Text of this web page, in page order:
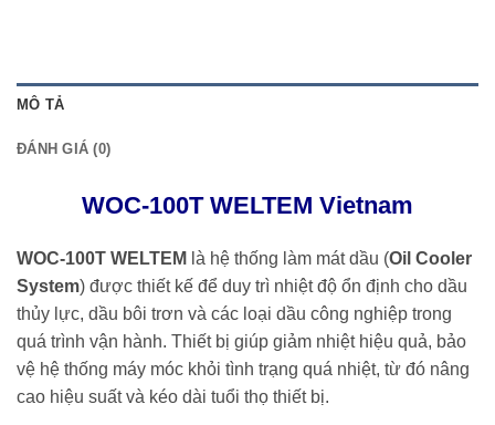
MÔ TẢ
ĐÁNH GIÁ (0)
WOC-100T WELTEM Vietnam
WOC-100T WELTEM là hệ thống làm mát dầu (Oil Cooler
System) được thiết kế để duy trì nhiệt độ ổn định cho dầu
thủy lực, dầu bôi trơn và các loại dầu công nghiệp trong
quá trình vận hành. Thiết bị giúp giảm nhiệt hiệu quả, bảo
vệ hệ thống máy móc khỏi tình trạng quá nhiệt, từ đó nâng
cao hiệu suất và kéo dài tuổi thọ thiết bị.